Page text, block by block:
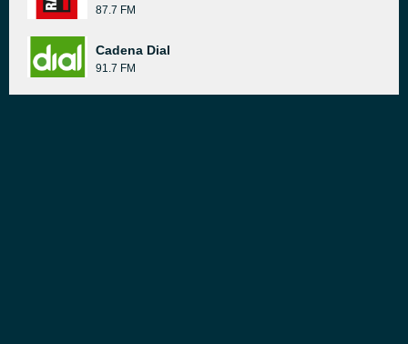
87.7 FM
Cadena Dial
91.7 FM